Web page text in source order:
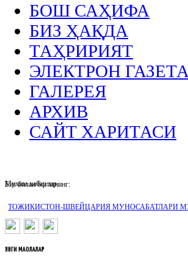
БОШ САҲИФА
БИЗ ҲАҚДА
ТАҲРИРИЯТ
ЭЛЕКТРОН ГАЗЕТА
ГАЛЕРЕЯ
АРХИВ
САЙТ ХАРИТАСИ
Муҳим хабарлар :
ТОЖИКИСТОН-ШВЕЙЦАРИЯ МУНОСАБАТЛАРИ
Биз билан боғланинг:
ЯНГИ МАҚОЛАЛАР